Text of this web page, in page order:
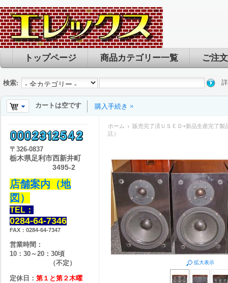
トップページ 商品カテゴリー一覧 ご注
検索:
カートは空です 購入手続き
ホーム
販売完了済ＵＳＥＤ+新品生産完了製
託）
拡大表示
〒 326-0837
栃木県足利市西新井町
3495-2
店舗案内（地
図）
TEL：
0284-64-7346
FAX：0284-64-7347
営業時間：
10：30～20：30頃
（不定）
定休日： 第１と第２木曜